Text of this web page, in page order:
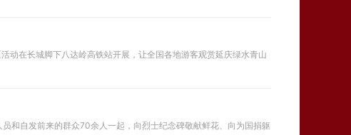
在长城脚下八达岭高铁站开展，让全国各地游客观赏延庆绿水青山
和自发前来的群众70余人一起，向烈士纪念碑敬献鲜花、向为国捐躯